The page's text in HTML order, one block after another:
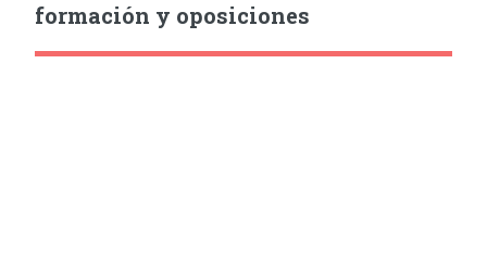
formación y oposiciones